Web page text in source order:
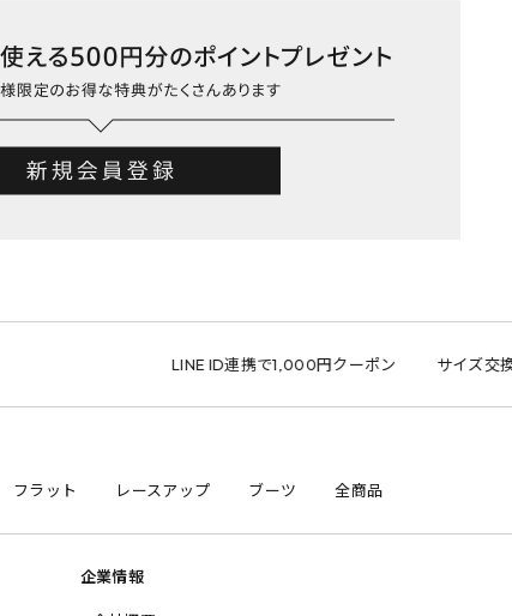
LINE ID連携で1,000円クーポン サイズ交換無料
フラット レースアップ ブーツ 全商品
企業情報